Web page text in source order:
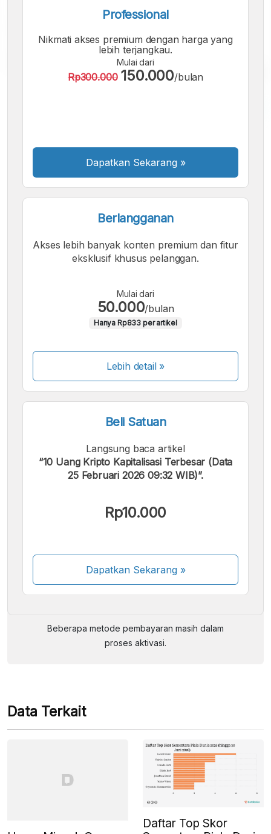
Font
Kecil
Font
Sedang
Font
Besar
Professional
Nikmati akses premium dengan harga yang
lebih terjangkau.
Mulai dari
Rp300.000 150.000/bulan
Dapatkan Sekarang »
Berlangganan
Akses lebih banyak konten premium dan fitur
eksklusif khusus pelanggan.
Mulai dari
50.000/bulan
Hanya Rp833 per artikel
Lebih detail »
Beli Satuan
Langsung baca artikel
“10 Uang Kripto Kapitalisasi Terbesar (Data
25 Februari 2026 09:32 WIB)”.
Rp10.000
Dapatkan Sekarang»
Beberapa metode pembayaran masih dalam
proses aktivasi.
Data Terkait
Daftar Top Skor